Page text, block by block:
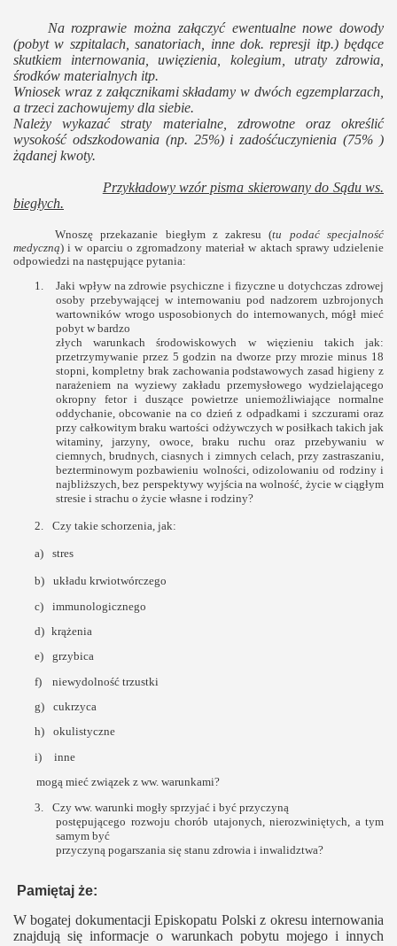
Na rozprawie można załączyć ewentualne nowe dowody
(pobyt w szpitalach, sanatoriach, inne dok. represji itp.) będące
skutkiem internowania, uwięzienia, kolegium, utraty zdrowia,
środków materialnych itp.
Wniosek wraz z załącznikami składamy w dwóch egzemplarzach,
a trzeci zachowujemy dla siebie.
Należy wykazać straty materialne, zdrowotne oraz określić
wysokość odszkodowania (np. 25%) i zadośćuczynienia (75% )
żądanej kwoty.
Przykładowy wzór pisma skierowany do Sądu ws.
biegłych.
Wnoszę przekazanie biegłym z zakresu (tu podać specjalność
medyczną) i w oparciu o zgromadzony materiał w aktach sprawy udzielenie
odpowiedzi na następujące pytania:
1.
Jaki wpływ na zdrowie psychiczne i fizyczne u dotychczas zdrowej
osoby przebywającej w internowaniu pod nadzorem uzbrojonych
wartowników wrogo usposobionych do internowanych, mógł mieć
pobyt w bardzo
złych warunkach środowiskowych w więzieniu takich jak:
przetrzymywanie przez 5 godzin na dworze przy mrozie minus 18
stopni, kompletny brak zachowania podstawowych zasad higieny z
narażeniem na wyziewy zakładu przemysłowego wydzielającego
okropny fetor i duszące powietrze uniemożliwiające normalne
oddychanie, obcowanie na co dzień z odpadkami i szczurami oraz
przy całkowitym braku wartości odżywczych w posiłkach takich jak
witaminy, jarzyny, owoce, braku ruchu oraz przebywaniu w
ciemnych, brudnych, ciasnych i zimnych celach, przy zastraszaniu,
bezterminowym pozbawieniu wolności, odizolowaniu od rodziny i
najbliższych, bez perspektywy wyjścia na wolność, życie w ciągłym
stresie i strachu o życie własne i rodziny?
2. Czy takie schorzenia, jak:
a) stres
b)
układu krwiotwórczego
c)
immunologicznego
d) krążenia
e)
grzybica
f)
niewydolność trzustki
g)
cukrzyca
h)
okulistyczne
i)
inne
mogą mieć związek z ww. warunkami?
3.
Czy ww. warunki mogły sprzyjać i być przyczyną
postępującego rozwoju chorób utajonych, nierozwiniętych, a tym
samym być
przyczyną pogarszania się stanu zdrowia i inwalidztwa?
Pamiętaj że:
W bogatej dokumentacji Episkopatu Polski z okresu internowania
znajdują się informacje o warunkach pobytu mojego i innych